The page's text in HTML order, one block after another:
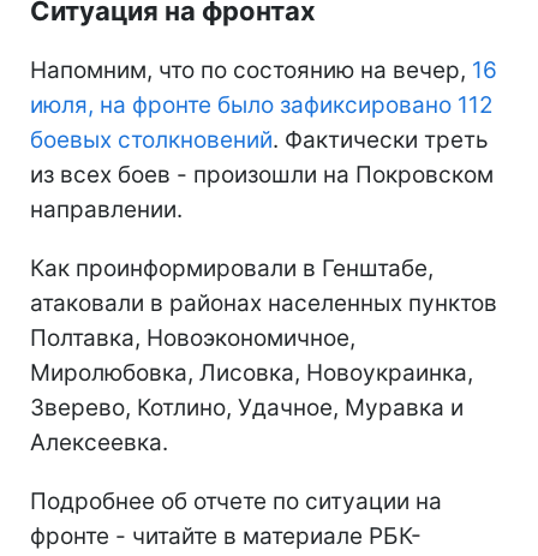
Ситуация на фронтах
Напомним, что по состоянию на вечер, 16
июля, на фронте было зафиксировано 112
боевых столкновений. Фактически треть
из всех боев - произошли на Покровском
направлении.
Как проинформировали в Генштабе,
атаковали в районах населенных пунктов
Полтавка, Новоэкономичное,
Миролюбовка, Лисовка, Новоукраинка,
Зверево, Котлино, Удачное, Муравка и
Алексеевка.
Подробнее об отчете по ситуации на
фронте - читайте в материале РБК-